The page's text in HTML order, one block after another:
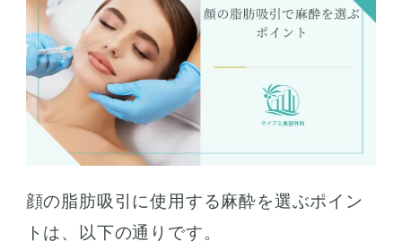
顔の脂肪吸引に使用する麻酔を選ぶポイン
トは、以下の通りです。